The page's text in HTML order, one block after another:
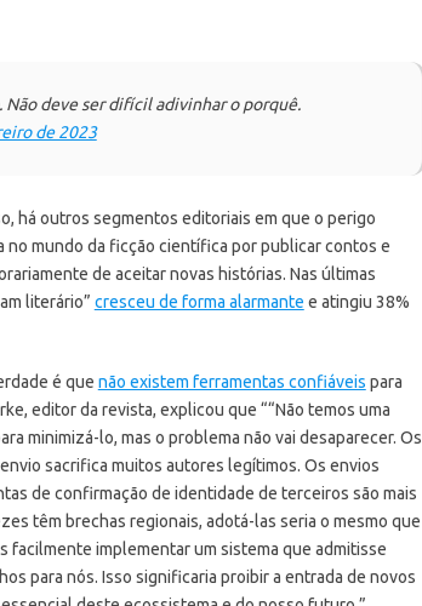
deve ser difícil adivinhar o porquê.
de 2023
há outros segmentos editoriais em que o perigo
no mundo da ficção científica por publicar contos e
de aceitar novas histórias. Nas últimas
literário” cresceu de forma alarmante e atingiu 38%
é que não existem ferramentas confiáveis ​​para
editor da revista, explicou que ““Não temos uma
minimizá-lo, mas o problema não vai desaparecer. Os
sacrifica muitos autores legítimos. Os envios
de confirmação de identidade de terceiros são mais
têm brechas regionais, adotá-las seria o mesmo que
facilmente implementar um sistema que admitisse
para nós. Isso significaria proibir a entrada de novos